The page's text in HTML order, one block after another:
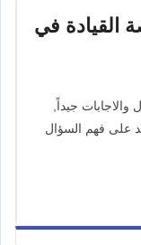
القيادة في
جيداً,
على فهم السؤال